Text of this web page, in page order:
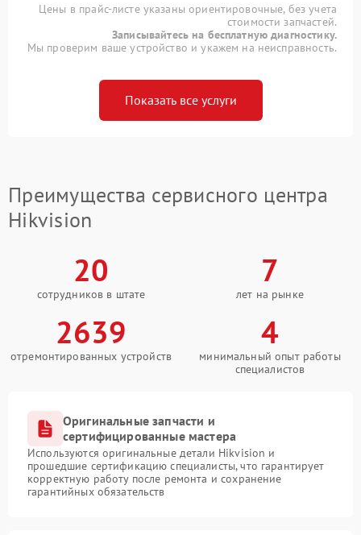
Цены в прайс-листе указаны ориентировочные, без учета
стоимости запчастей.
Записывайтесь на бесплатную диагностику.
Мы проверим ваше устройство и укажем на неисправность.
Показать все услуги
Преимущества сервисного центра
Hikvision
20
сотрудников в штате
7
лет на рынке
2639
отремонтированных устройств
4
минимальный опыт работы
специалистов
Оригинальные запчасти и
сертифицированные мастера
Используются оригинальные детали Hikvision и
прошедшие сертификацию специалисты, что гарантирует
корректную работу после ремонта и сохранение
гарантийных обязательств